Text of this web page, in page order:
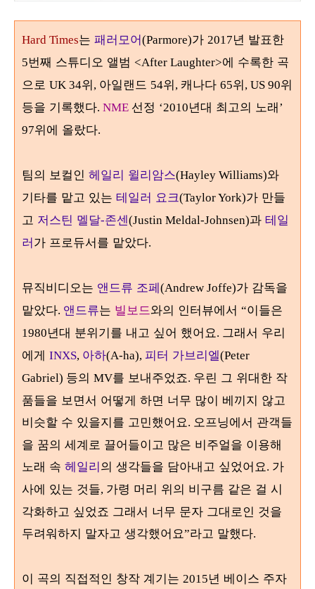
Hard Times는 패러모어(Parmore)가 2017년 발표한
5번째 스튜디오 앨범 <After Laughter>에 수록한 곡
으로 UK 34위, 아일랜드 54위, 캐나다 65위, US 90위
등을 기록했다. NME 선정 ‘2010년대 최고의 노래’
97위에 올랐다.
팀의 보컬인 헤일리 윌리암스(Hayley Williams)와
기타를 맡고 있는 테일러 요크(Taylor York)가 만들
고 저스틴 멜달-존센(Justin Meldal-Johnsen)과 테일
러가 프로듀서를 맡았다.
뮤직비디오는 앤드류 조페(Andrew Joffe)가 감독을
맡았다. 앤드류는 빌보드와의 인터뷰에서 “이들은
1980년대 분위기를 내고 싶어 했어요. 그래서 우리
에게 INXS, 아하(A-ha), 피터 가브리엘(Peter
Gabriel) 등의 MV를 보내주었죠. 우린 그 위대한 작
품들을 보면서 어떻게 하면 너무 많이 베끼지 않고
비슷할 수 있을지를 고민했어요. 오프닝에서 관객들
을 꿈의 세계로 끌어들이고 많은 비주얼을 이용해
노래 속 헤일리의 생각들을 담아내고 싶었어요. 가
사에 있는 것들, 가령 머리 위의 비구름 같은 걸 시
각화하고 싶었죠 그래서 너무 문자 그대로인 것을
두려워하지 말자고 생각했어요”라고 말했다.
이 곡의 직접적인 창작 계기는 2015년 베이스 주자